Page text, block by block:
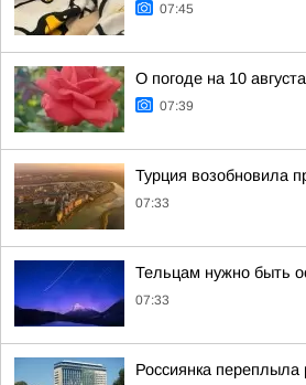
07:45
О погоде на 10
07:39
Турция возобновила
07:33
Тельцам нужно быть
07:33
Россиянка переплыла